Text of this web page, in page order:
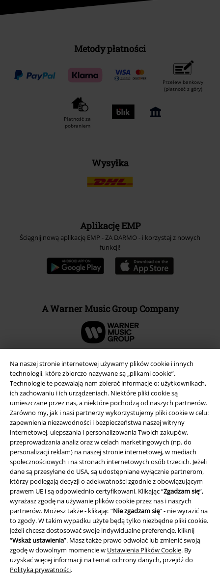
Na naszej stronie internetowej używamy plików cookie i innych
technologii, które zbiorczo nazywane są „plikami cookie”.
Technologie te pozwalają nam zbierać informacje o: użytkownikach,
ich zachowaniu i ich urządzeniach. Niektóre pliki cookie są
umieszczane przez nas, a niektóre pochodzą od naszych partnerów.
Zarówno my, jak i nasi partnerzy wykorzystujemy pliki cookie w celu:
zapewnienia niezawodności i bezpieczeństwa naszej witryny
internetowej, ulepszania i personalizowania Twoich zakupów,
przeprowadzania analiz oraz w celach marketingowych (np. do
personalizacji reklam) na naszej stronie internetowej, w mediach
społecznościowych i na stronach internetowych osób trzecich. Jeżeli
dane są przesyłane do USA, są udostępniane wyłącznie partnerom,
którzy podlegają decyzji o adekwatności zgodnie z obowiązującym
prawem UE i są odpowiednio certyfikowani. Klikając “Zgadzam się”,
wyrażasz zgodę na używanie plików cookie przez nas i naszych
partnerów. Możesz także - klikając “Nie zgadzam się” - nie wyrazić na
to zgody. W takim wypadku użyte będą tylko niezbędne pliki cookie.
Jeżeli chcesz dostosować swoje indywidualne preferencje, kliknij
“Wskaż ustawienia”. Masz także prawo odwołać lub zmienić swoją
zgodę w dowolnym momencie w Ustawienia Plików Cookie. By
uzyskać więcej informacji na temat ochrony danych, przejdź do
Polityka prywatności.
Metody płatności
Przelew bankowy
(płatność z góry)
Płatność za
pobraniem
Wysyłka
Aplikację EMP
Ściągnij nową aplikację EMP - ZA DARMO - i korzystaj z nowych
funkcji!
A Warner Music Group Company
Informacje prawne
Regulamin
Dane firmy
Polityka prywatności
Unieszkodliwianie odpadów i ochrona środowiska
Deklaracja Zgodności